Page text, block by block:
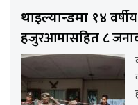
थाइल्यान्डमा १४
हजुरआमासहित ८